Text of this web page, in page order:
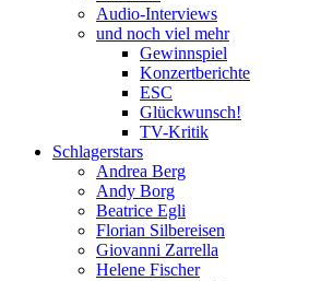
Audio-Interviews
und noch viel mehr
Gewinnspiel
Konzertberichte
ESC
Glückwunsch!
TV-Kritik
Schlagerstars
Andrea Berg
Andy Borg
Beatrice Egli
Florian Silbereisen
Giovanni Zarrella
Helene Fischer